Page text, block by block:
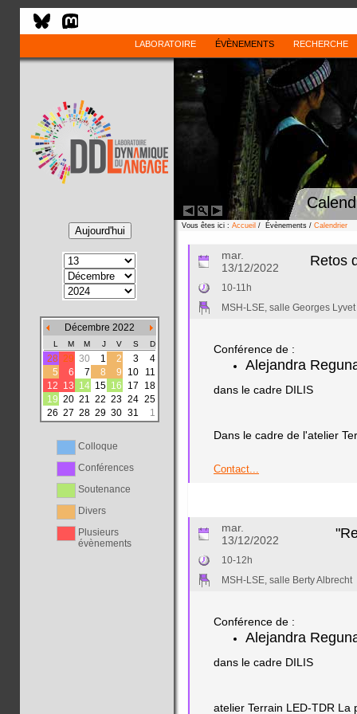
LABORATOIRE ÉVÈNEMENTS RECHERCHE
Décembre 2022
L M M J V S D
28 29 30 1 2 3
4
5
6 7 8 9 10
11
12 13 14 15 16 17
18
19 20 21 22 23 24 25
26 27 28 29 30 31 1
Colloque
Conférences
Soutenance
Divers
Plusieurs
évènements
Vous êtes ici : Accueil / Évènements / Calendrier
mar.
13/12/2022
Retos
10-11h
MSH-LSE, salle Georges Lyvet
Conférence de :
Alejandra
dans le cadre DILIS
Dans le cadre de l'atelier
Contact...
mar.
13/12/2022
10-12h
MSH-LSE, salle Berty Albrecht
Conférence de :
Alejandra
dans le cadre DILIS
atelier Terrain LED-TDR La